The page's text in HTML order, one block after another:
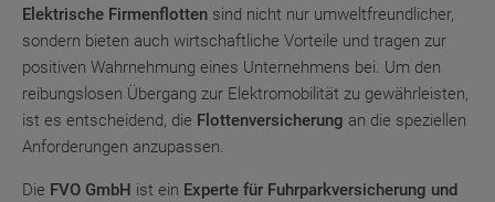
Elektrische Firmenflotten sind nicht nur umweltfreundlicher,
sondern bieten auch wirtschaftliche Vorteile und tragen zur
positiven Wahrnehmung eines Unternehmens bei. Um den
reibungslosen Übergang zur Elektromobilität zu gewährleisten,
ist es entscheidend, die Flottenversicherung an die speziellen
Anforderungen anzupassen.
Die FVO GmbH ist ein Experte für Fuhrparkversicherung und